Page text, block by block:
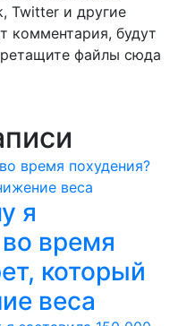
Twitter и другие
комментария, будут
файлы сюда
я
время
который
веса